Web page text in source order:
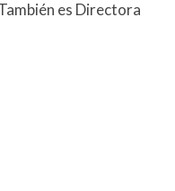
es Directora